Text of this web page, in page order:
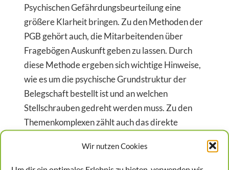
Wir nutzen Cookies
Psychischen Gefährdungsbeurteilung eine
größere Klarheit bringen. Zu den Methoden der
PGB gehört auch, die Mitarbeitenden über
Fragebögen Auskunft geben zu lassen. Durch
diese Methode ergeben sich wichtige Hinweise,
wie es um die psychische Grundstruktur der
Belegschaft bestellt ist und an welchen
Stellschrauben gedreht werden muss. Zu den
Themenkomplexen zählt auch das direkte
interessante Hinweise ergeben. Allerdings muss
dann auch direkt danach gefragt werden, weil sich